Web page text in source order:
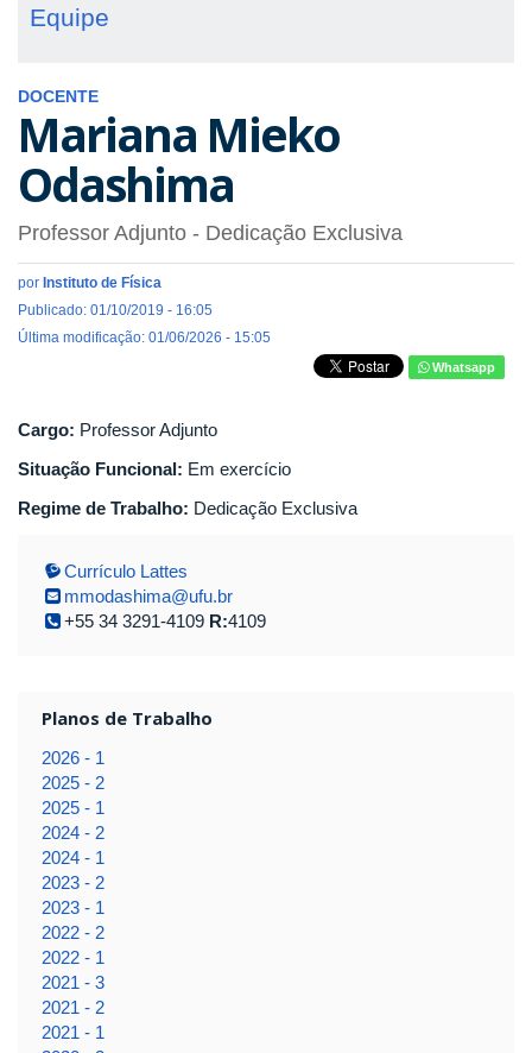
Equipe
DOCENTE
Mariana Mieko
Odashima
Professor Adjunto - Dedicação Exclusiva
por Instituto de Física
Publicado: 01/10/2019 - 16:05
Última modificação: 01/06/2026 - 15:05
Whatsapp
Cargo: Professor Adjunto
Situação Funcional: Em exercício
Regime de Trabalho: Dedicação Exclusiva
Currículo Lattes
mmodashima@ufu.br
+55 34 3291-4109 R:4109
Planos de Trabalho
2026 - 1
2025 - 2
2025 - 1
2024 - 2
2024 - 1
2023 - 2
2023 - 1
2022 - 2
2022 - 1
2021 - 3
2021 - 2
2021 - 1